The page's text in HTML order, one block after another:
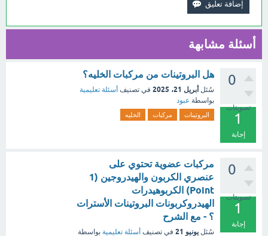
أسئلة مشابهة
0
تصويتات
1
إجابة
هل البروتينات من مركبات الخليه؟
سُئل أبريل 21، 2025 في تصنيف أسئلة تعليمية
بواسطة عبود
البروتينات مركبات الخليه
0
تصويتات
1
إجابة
مركبات عضوية تحتوي على
عنصري الكربون والهيدروجين (1
Point) الكربوهيدرات
الهيدروكربونات البروتينات الأسترات
؟ - مع الشرح
سُئل يونيو 21 في تصنيف أسئلة تعليمية بواسطة